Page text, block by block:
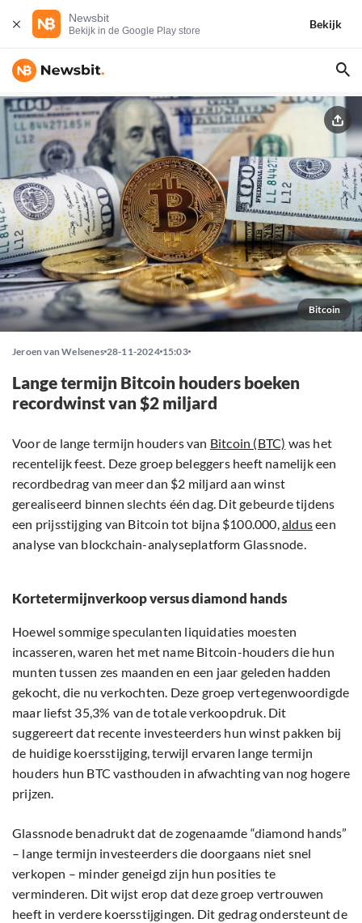
Newsbit
Bekijk in de Google Play store
Bekijk
Bitcoin
Jeroen van Welsenes 28-11-2024 15:03
Lange termijn Bitcoin houders boeken
recordwinst van $2 miljard
Voor de lange termijn houders van Bitcoin (BTC) was het
recentelijk feest. Deze groep beleggers heeft namelijk een
recordbedrag van meer dan $2 miljard aan winst
gerealiseerd binnen slechts één dag. Dit gebeurde tijdens
een prijsstijging van Bitcoin tot bijna $100.000,alduseen
analyse van blockchain-analyseplatform Glassnode.
Kortetermijnverkoop versus diamond hands
Hoewel sommige speculanten liquidaties moesten
incasseren, waren het met name Bitcoin-houders die hun
munten tussen zes maanden en een jaar geleden hadden
gekocht, die nu verkochten. Deze groep vertegenwoordigde
maar liefst 35,3% van de totale verkoopdruk. Dit
suggereert dat recente investeerders hun winst pakken bij
de huidige koersstijging, terwijl ervaren lange termijn
houders hun BTC vasthouden in afwachting van nog hogere
prijzen.
Glassnode benadrukt dat de zogenaamde “diamond hands”
– lange termijn investeerders die doorgaans niet snel
verkopen – minder geneigd zijn hun posities te
verminderen. Dit wijst erop dat deze groep vertrouwen
heeft in verdere koersstijgingen. Dit gedrag ondersteunt de